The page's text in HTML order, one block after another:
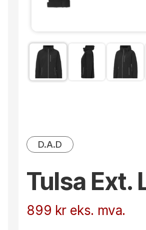
D.A.D
Tulsa Ext.
899 kr eks. mva.